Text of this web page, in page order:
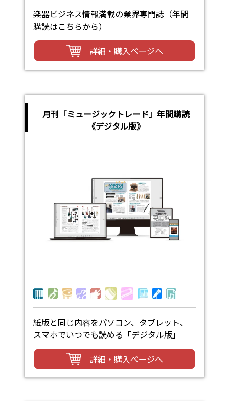
楽器ビジネス情報満載の業界専門誌（年間
購読はこちらから）
詳細・購入ページへ
月刊「ミュージックトレード」年間購読
《デジタル版》
紙版と同じ内容をパソコン、タブレット、
スマホでいつでも読める「デジタル版」
詳細・購入ページへ